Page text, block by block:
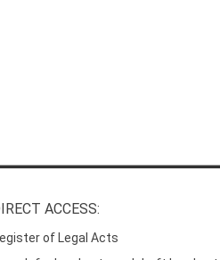
ACCESS:
of Legal Acts